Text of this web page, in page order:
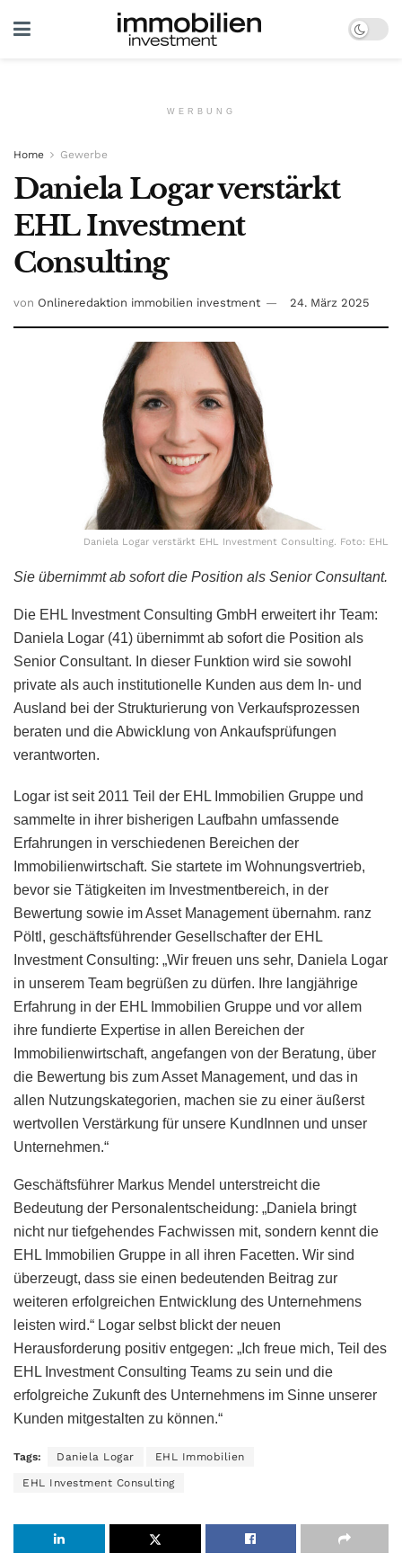
WERBUNG
Home Gewerbe
Daniela Logar verstärkt
EHL Investment
Consulting
von Onlineredaktion immobilien investment 24. März 2025
Daniela Logar verstärkt EHL Investment Consulting. Foto: EHL
Sie übernimmt ab sofort die Position als Senior Consultant.
Die EHL Investment Consulting GmbH erweitert ihr Team:
Daniela Logar (41) übernimmt ab sofort die Position als
Senior Consultant. In dieser Funktion wird sie sowohl
private als auch institutionelle Kunden aus dem In- und
Ausland bei der Strukturierung von Verkaufsprozessen
beraten und die Abwicklung von Ankaufsprüfungen
verantworten.
Logar ist seit 2011 Teil der EHL Immobilien Gruppe und
sammelte in ihrer bisherigen Laufbahn umfassende
Erfahrungen in verschiedenen Bereichen der
Immobilienwirtschaft. Sie startete im Wohnungsvertrieb,
bevor sie Tätigkeiten im Investmentbereich, in der
Bewertung sowie im Asset Management übernahm. ranz
Pöltl, geschäftsführender Gesellschafter der EHL
Investment Consulting: „Wir freuen uns sehr, Daniela Logar
in unserem Team begrüßen zu dürfen. Ihre langjährige
Erfahrung in der EHL Immobilien Gruppe und vor allem
ihre fundierte Expertise in allen Bereichen der
Immobilienwirtschaft, angefangen von der Beratung, über
die Bewertung bis zum Asset Management, und das in
allen Nutzungskategorien, machen sie zu einer äußerst
wertvollen Verstärkung für unsere KundInnen und unser
Unternehmen.“
Geschäftsführer Markus Mendel unterstreicht die
Bedeutung der Personalentscheidung: „Daniela bringt
nicht nur tiefgehendes Fachwissen mit, sondern kennt die
EHL Immobilien Gruppe in all ihren Facetten. Wir sind
überzeugt, dass sie einen bedeutenden Beitrag zur
weiteren erfolgreichen Entwicklung des Unternehmens
leisten wird.“ Logar selbst blickt der neuen
Herausforderung positiv entgegen: „Ich freue mich, Teil des
EHL Investment Consulting Teams zu sein und die
erfolgreiche Zukunft des Unternehmens im Sinne unserer
Kunden mitgestalten zu können.“
Tags: Daniela Logar EHL Immobilien
EHL Investment Consulting